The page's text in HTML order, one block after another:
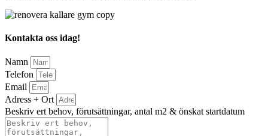
Kontakta oss idag!
Namn
Telefon
Email
Adress + Ort
Beskriv ert behov, förutsättningar, antal m2 & önskat startdatum